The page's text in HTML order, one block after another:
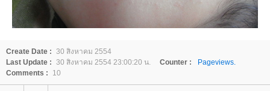
Create Date : 30 สิงหาคม 2554
Last Update : 30 สิงหาคม 2554 23:00:20 น. Counter :
Pageviews.
Comments :
10